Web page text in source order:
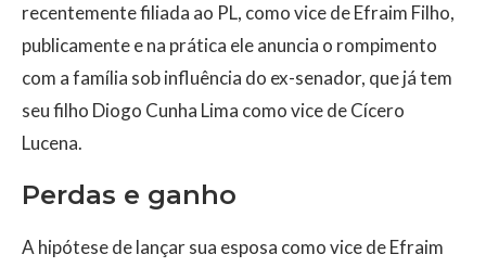
recentemente filiada ao PL, como vice de Efraim Filho,
publicamente e na prática ele anuncia o rompimento
com a família sob influência do ex-senador, que já tem
seu filho Diogo Cunha Lima como vice de Cícero
Lucena.
Perdas e ganho
A hipótese de lançar sua esposa como vice de Efraim